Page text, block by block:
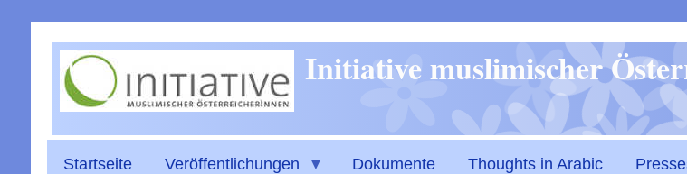
zum
Inhalt
Initiative muslimischer
Startseite Veröffentlichungen Dokumente Thoughts in Arabic